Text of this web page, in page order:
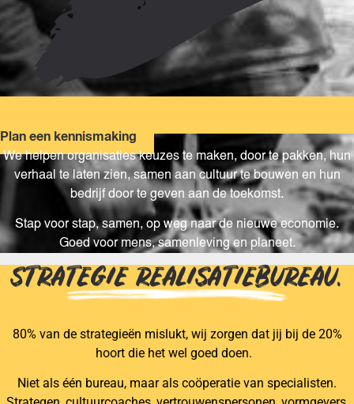
Plan een kennismaking
We helpen organisaties keuzes te maken, door te pakken, hun
verhaal te laten zien, samen aan cultuur te bouwen en hun
bedrijf door te geven aan de toekomst.
Stap voor stap, samen, op weg naar de nieuwe economie.
Goed voor mens, samenleving en planeet.
STRATEGIE REALISATIEBUREAU.
80% van de strategieën mislukt, wij zorgen dat jij bij de 20%
hoort die het wel goed doen.
Niet als één bureau, maar als coöperatie van specialisten.